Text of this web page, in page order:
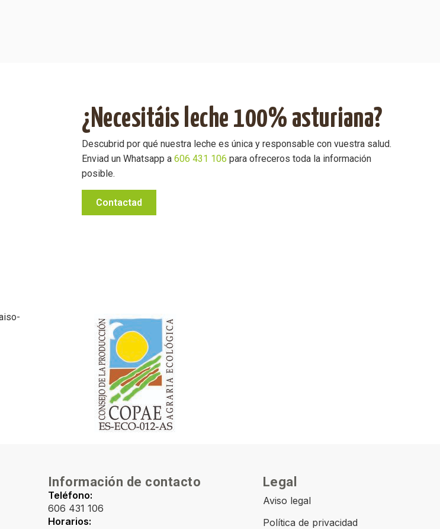
¿Necesitáis leche 100% asturiana?
Descubrid por qué nuestra leche es única y responsable con vuestra salud.
Enviad un Whatsapp a606 431 106 para ofreceros toda la información
posible.
Contactad
Información de contacto
Teléfono:
606 431 106
Horarios:
Legal
Aviso legal
Política de privacidad